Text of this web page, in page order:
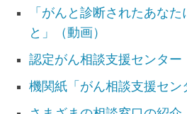
「がんと診断されたあな
と」（動画）
認定がん相談支援センター
機関紙「がん相談支援セ